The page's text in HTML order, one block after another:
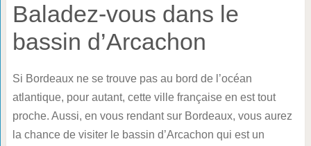
Baladez-vous dans le
bassin d’Arcachon
Si Bordeaux ne se trouve pas au bord de l’océan
atlantique, pour autant, cette ville française en est tout
proche. Aussi, en vous rendant sur Bordeaux, vous aurez
la chance de visiter le bassin d’Arcachon qui est un